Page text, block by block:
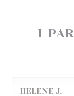
I
HELENE J